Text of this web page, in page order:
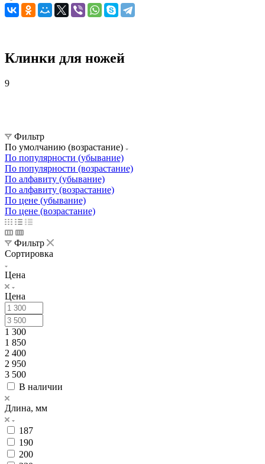
Клинки для ножей
9
Фильтр
По умолчанию (возрастание)
По популярности (убывание)
По популярности (возрастание)
По алфавиту (убывание)
По алфавиту (возрастание)
По цене (убывание)
По цене (возрастание)
Фильтр
Сортировка
Цена
Цена
1 300
1 850
2 400
2 950
3 500
В наличии
Длина, мм
187
190
200